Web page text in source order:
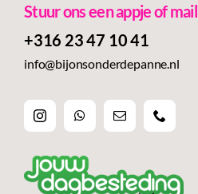
Stuur ons een appje of mail
+316 23 47 10 41‬
info@bijonsonderdepanne.nl